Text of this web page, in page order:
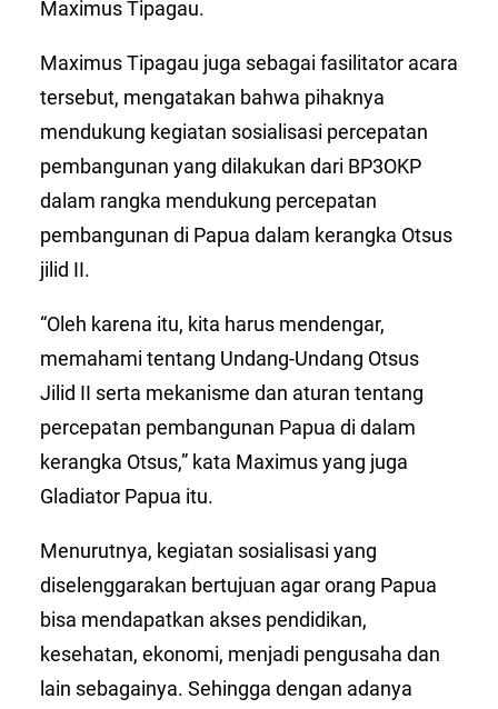
Maximus Tipagau.
Maximus Tipagau juga sebagai fasilitator acara
tersebut, mengatakan bahwa pihaknya
mendukung kegiatan sosialisasi percepatan
pembangunan yang dilakukan dari BP3OKP
dalam rangka mendukung percepatan
pembangunan di Papua dalam kerangka Otsus
jilid II.
“Oleh karena itu, kita harus mendengar,
memahami tentang Undang-Undang Otsus
Jilid II serta mekanisme dan aturan tentang
percepatan pembangunan Papua di dalam
kerangka Otsus,” kata Maximus yang juga
Gladiator Papua itu.
Menurutnya, kegiatan sosialisasi yang
diselenggarakan bertujuan agar orang Papua
bisa mendapatkan akses pendidikan,
kesehatan, ekonomi, menjadi pengusaha dan
lain sebagainya. Sehingga dengan adanya